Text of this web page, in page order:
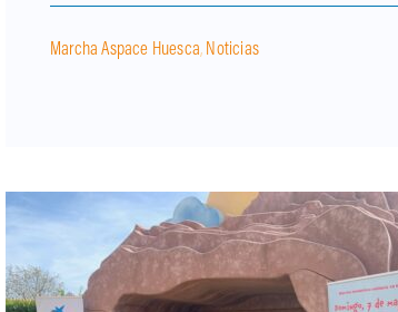
Marcha Aspace Huesca, Noticias